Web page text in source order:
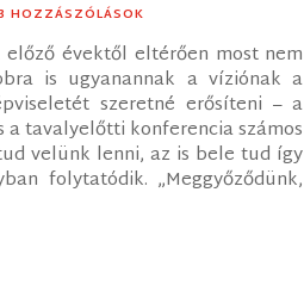
HOZZÁSZÓLÁSOK
évektől eltérően most nem
is ugyanannak a víziónak a
szeretné erősíteni – a
a tavalyelőtti konferencia számos
velünk lenni, az is bele tud így
folytatódik. „Meggyőződünk,